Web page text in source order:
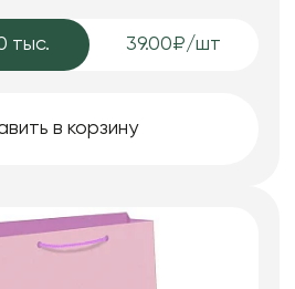
тыс. 39.00₽/шт
в корзину